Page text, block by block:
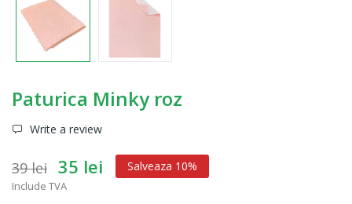
Paturica Minky roz
Write a review
39 lei 35 lei Salveaza 10%
Include TVA